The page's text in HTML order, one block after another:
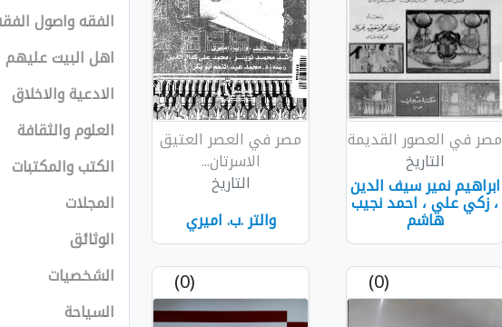
مصر في العصور القديمة
التاريخ
ابراهيم نمير سيف الدين
، زكي علي ، احمد نجيب
هاشم
مصر في العصر العتيق
الاسرتان...
التاريخ
والتر .ب. اميري
(0)
(0)
الفقه واصول
اهل البيت عليهم
الادعية والاخلاق
العلوم والثقافة
الكتب والمكتبات
المجلات
الوثائق
الشخصيات
السياحة